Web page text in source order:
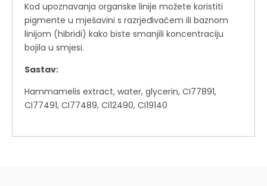
Kod upoznavanja organske linije možete koristiti
pigmente u mješavini s razrjeđivačem ili baznom
linijom (hibridi) kako biste smanjili koncentraciju
bojila u smjesi.
Sastav:
Hammamelis extract, water, glycerin, CI77891,
CI77491, CI77489, CI12490, CI19140